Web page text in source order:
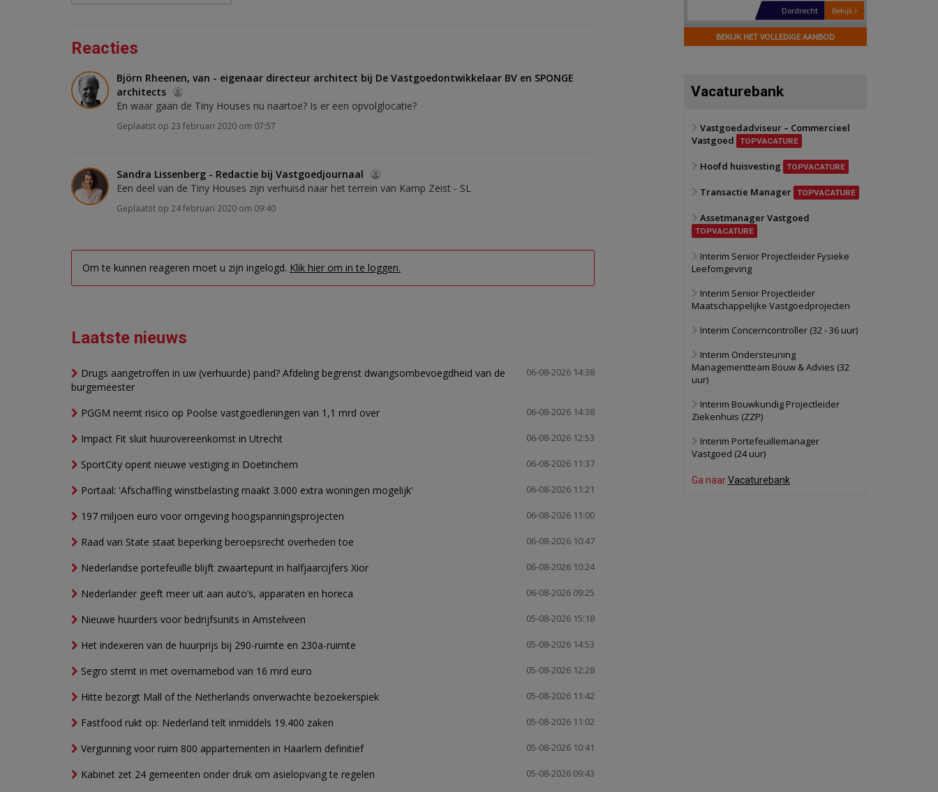
Reacties
Björn Rheenen, van - eigenaar directeur architect bij De Vastgoedontwikkelaar BV en SPONGE
architects
En waar gaan de Tiny Houses nu naartoe? Is er een opvolglocatie?
Geplaatst op 23 februari 2020 om 07:57
Sandra Lissenberg - Redactie bij Vastgoedjournaal
Een deel van de Tiny Houses zijn verhuisd naar het terrein van Kamp Zeist - SL
Geplaatst op 24 februari 2020 om 09:40
Om te kunnen reageren moet u zijn ingelogd. Klik hier om in te loggen.
Laatste nieuws
06-08-2026 14:38
Drugs aangetroffen in uw (verhuurde) pand? Afdeling begrenst dwangsombevoegdheid van de
burgemeester
06-08-2026 14:38
PGGM neemt risico op Poolse vastgoedleningen van 1,1 mrd over
06-08-2026 12:53
Impact Fit sluit huurovereenkomst in Utrecht
06-08-2026 11:37
SportCity opent nieuwe vestiging in Doetinchem
06-08-2026 11:21
Portaal: 'Afschaffing winstbelasting maakt 3.000 extra woningen mogelijk'
06-08-2026 11:00
197 miljoen euro voor omgeving hoogspanningsprojecten
06-08-2026 10:47
Raad van State staat beperking beroepsrecht overheden toe
06-08-2026 10:24
Nederlandse portefeuille blijft zwaartepunt in halfjaarcijfers Xior
06-08-2026 09:25
Nederlander geeft meer uit aan auto’s, apparaten en horeca
05-08-2026 15:18
Nieuwe huurders voor bedrijfsunits in Amstelveen
05-08-2026 14:53
Het indexeren van de huurprijs bij 290-ruimte en 230a-ruimte
05-08-2026 12:28
Segro stemt in met overnamebod van 16 mrd euro
05-08-2026 11:42
Hitte bezorgt Mall of the Netherlands onverwachte bezoekerspiek
05-08-2026 11:02
Fastfood rukt op: Nederland telt inmiddels 19.400 zaken
05-08-2026 10:41
Vergunning voor ruim 800 appartementen in Haarlem definitief
05-08-2026 09:43
Kabinet zet 24 gemeenten onder druk om asielopvang te regelen
Bekijk
Hilversum
17 september 2026
Voormalig
Zwanenburg
6 oktober 2026 Transformatieobject
22 september 2026
28 september 2026
Grootschalig
bedrijventerrein
Bekijk
Schuinesloot
27 augustus 2026 Binnenvaartschip
17 september 2026
17 september 2026
Voormalig
BEKIJK HET VOLLEDIGE AANBOD
Vacaturebank
Vastgoedadviseur – Commercieel
Vastgoed
TOPVACATURE
Hoofd huisvesting TOPVACATURE
Transactie Manager TOPVACATURE
Assetmanager Vastgoed
TOPVACATURE
Interim Senior Projectleider Fysieke
Leefomgeving
Interim Senior Projectleider
Maatschappelijke Vastgoedprojecten
Interim Concerncontroller (32 - 36 uur)
Interim Ondersteuning
Managementteam Bouw & Advies (32
uur)
Interim Bouwkundig Projectleider
Ziekenhuis (ZZP)
Interim Portefeuillemanager
Vastgoed (24 uur)
Ga naarVacaturebank